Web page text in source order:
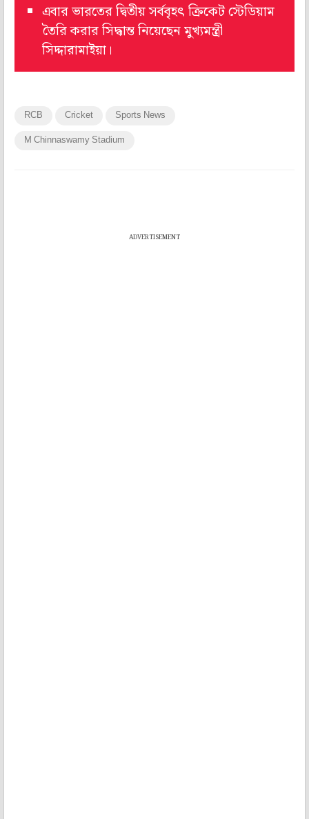
এবার ভারতের দ্বিতীয় সর্ববৃহৎ ক্রিকেট স্টেডিয়াম
তৈরি করার সিদ্ধান্ত নিয়েছেন মুখ্যমন্ত্রী
সিদ্দারামাইয়া।
RCB Cricket Sports News
M Chinnaswamy Stadium
ADVERTISEMENT